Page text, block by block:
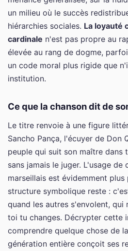
un milieu où le succès
hiérarchies sociales. La loyauté
cardinale n'est pas propre au
élevée au rang de dogme,
un code moral plus rigide que
institution.
Ce que la chanson dit de
Le titre renvoie à une figure
Sancho Pança, l'écuyer de Don
peuple qui suit son maître dans
sans jamais le juger. L'usage de
marseillais est évidemment plus
structure symbolique reste :
quand les autres s'envolent, qui
toi tu changes. Décrypter cette
comprendre quelque chose de
génération entière conçoit ses